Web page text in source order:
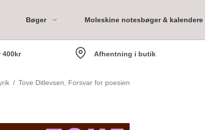
Bøger Moleskine notesbøger & kalendere
Horizontal Diary
400kr Afhentning i butik
/ Tove Ditlevsen, Forsvar for poesien